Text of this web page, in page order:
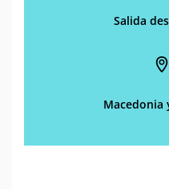
Salida
Macedonia